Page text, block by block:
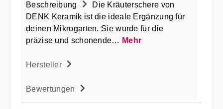
Beschreibung
Die Kräuterschere von
DENK Keramik ist die ideale Ergänzung für
deinen Mikrogarten. Sie wurde für die
präzise und schonende… Mehr
Hersteller
Bewertungen